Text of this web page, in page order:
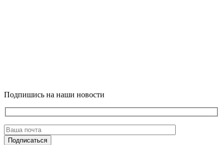
Подпишись на наши новости
Подписаться